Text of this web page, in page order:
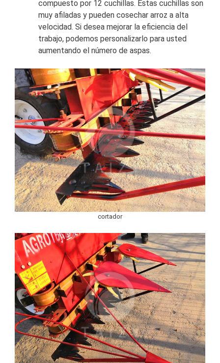
compuesto por 12 cuchillas. Estas cuchillas son
muy afiladas y pueden cosechar arroz a alta
velocidad. Si desea mejorar la eficiencia del
trabajo, podemos personalizarlo para usted
aumentando el número de aspas.
cortador